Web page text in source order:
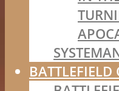
BATTLEFIELD